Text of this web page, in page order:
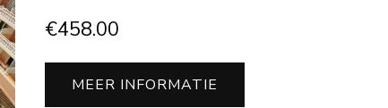
€458.00
MEER INFORMATIE